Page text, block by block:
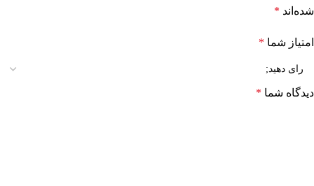
شده‌اند *
امتیاز شما *
دیدگاه شما *